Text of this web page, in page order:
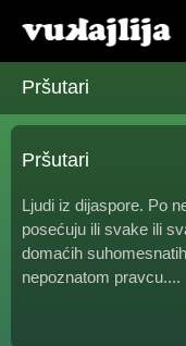
Pršutari
Pršutari
Ljudi iz dijaspore. Po
posećuju ili svake ili
domaćih
nepoznatom pravcu....